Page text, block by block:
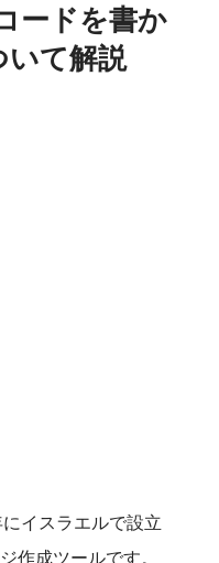
ードを書か
て解説
イスラエルで設立
作成ツールです。